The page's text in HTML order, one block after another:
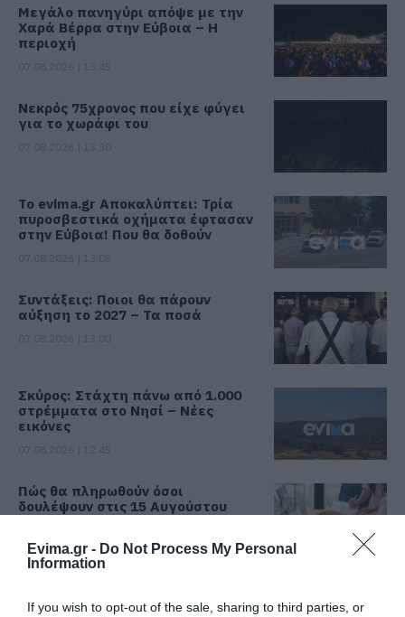
Evima.gr - Do Not Process My Personal
Information
If you wish to opt-out of the sale, sharing to third parties, or
Μεγάλο πανηγύρι απόψε με την
Χαρά Βέρρα στην Εύβοια – Η
περιοχή
Νεκρός 75χρονος που είχε φύγει
για το χωράφι του
Το evima.gr Αποκαλύπτει: Τρία
πυροσβεστικά οχήματα έφτασαν
στην Εύβοια! Που θα δοθούν
Συντάξεις: Ποιοι θα πάρουν
αύξηση το 2027 – Τα ποσά
Σκύρος: Στάχτη πάνω από 1.000
στρέμματα στο Νησί – Νέες
εικόνες
Πώς θα πληρωθούν όσοι
δουλέψουν στις 15 Αυγούστου
δήμου στην Εύβοια
Όλες οι τελευταίες ειδήσεις